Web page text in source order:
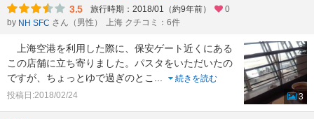
3.5 旅行時期：2018/01（約9年前）
0
by NH SFC さん（男性） 上海 クチコミ：6件
上海空港を利用した際に、保安ゲート近くにある
この店舗に立ち寄りました。パスタをいただいたの
ですが、ちょっとゆで過ぎのとこ ...
続きを読む
投稿日:2018/02/24
3